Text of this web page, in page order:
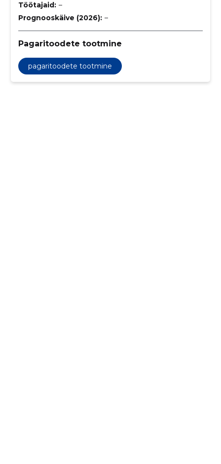
Töötajaid: –
Prognooskäive (2026): –
Pagaritoodete tootmine
pagaritoodete tootmine